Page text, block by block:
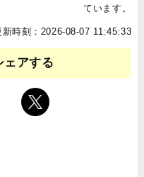
ています。
新時刻：2026-08-07 11:45:33
ェアする